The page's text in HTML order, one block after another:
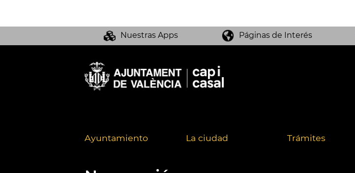
Nuestras Apps Páginas de Interés
Ayuntamiento La ciudad Trámites